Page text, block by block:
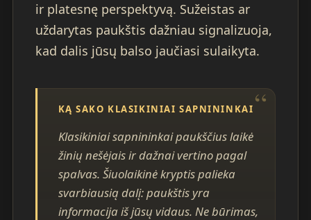
ir platesnę perspektyvą. Sužeistas ar
uždarytas paukštis dažniau signalizuoja,
kad dalis jūsų balso jaučiasi sulaikyta.
KĄ SAKO KLASIKINIAI SAPNININKAI
Klasikiniai sapnininkai paukščius laikė
žinių nešėjais ir dažnai vertino pagal
spalvas. Šiuolaikinė kryptis palieka
svarbiausią dalį: paukštis yra
informacija iš jūsų vidaus. Ne būrimas,